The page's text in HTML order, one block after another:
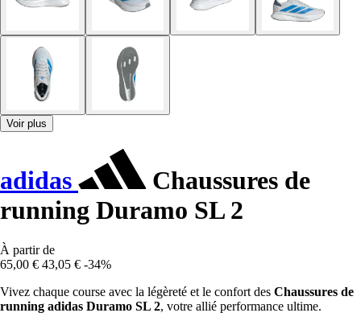
Voir plus
adidas
Chaussures de
running Duramo SL 2
À partir de
65,00 € 43,05 € -34%
Vivez chaque course avec la légèreté et le confort des Chaussures de
running adidas Duramo SL 2, votre allié performance ultime.